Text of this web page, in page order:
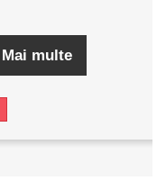
Mai multe